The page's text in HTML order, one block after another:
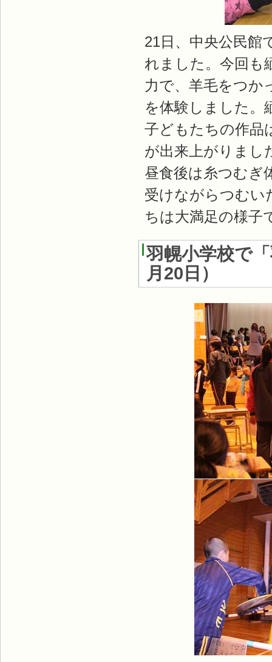
21日、中央公民館
れました。今回も
力で、羊毛をつか
を体験しました。
子どもたちの作品
が出来上がりまし
昼食後は糸つむぎ
受けながらつむい
ちは大満足の様子
羽幌小学校で
月20日 ）